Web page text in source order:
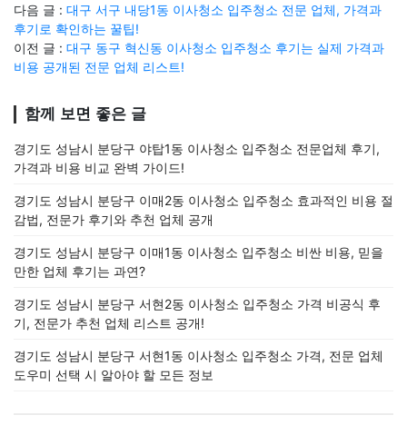
다음 글 : 대구 서구 내당1동 이사청소 입주청소 전문 업체, 가격과
후기로 확인하는 꿀팁!
이전 글 : 대구 동구 혁신동 이사청소 입주청소 후기는 실제 가격과
비용 공개된 전문 업체 리스트!
함께 보면 좋은 글
경기도 성남시 분당구 야탑1동 이사청소 입주청소 전문업체 후기,
가격과 비용 비교 완벽 가이드!
경기도 성남시 분당구 이매2동 이사청소 입주청소 효과적인 비용 절
감법, 전문가 후기와 추천 업체 공개
경기도 성남시 분당구 이매1동 이사청소 입주청소 비싼 비용, 믿을
만한 업체 후기는 과연?
경기도 성남시 분당구 서현2동 이사청소 입주청소 가격 비공식 후
기, 전문가 추천 업체 리스트 공개!
경기도 성남시 분당구 서현1동 이사청소 입주청소 가격, 전문 업체
도우미 선택 시 알아야 할 모든 정보